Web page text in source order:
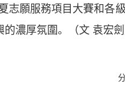
志願服務項目大賽和各
濃厚氛圍。（文 袁宏劍